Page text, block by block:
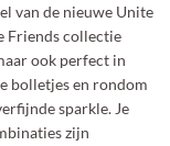
van de nieuwe Unite
Friends collectie
ook perfect in
bolletjes en rondom
sparkle. Je
zijn